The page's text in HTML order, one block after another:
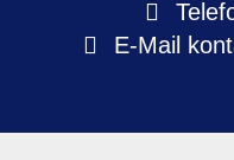
E-Mail